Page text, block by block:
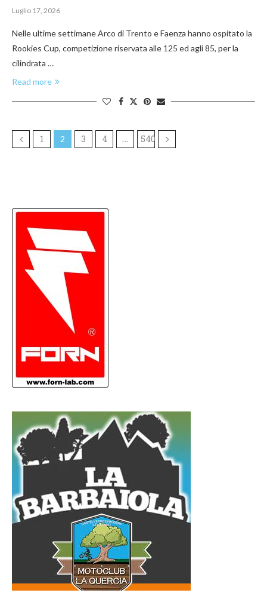
Luglio 17, 2026
Nelle ultime settimane Arco di Trento e Faenza hanno ospitato la
Rookies Cup, competizione riservata alle 125 ed agli 85, per la
cilindrata …
Read more
1 2 3 4 … 540